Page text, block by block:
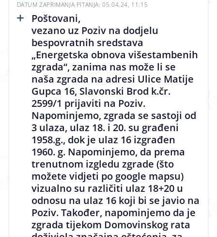
DATUM ZAPRIMANJA PITANJA: 05.04.24, 11:15
Poštovani,
vezano uz Poziv na dodjelu
bespovratnih sredstava
„Energetska obnova višestambenih
zgrada“, zanima nas može li se
naša zgrada na adresi Ulice Matije
Gupca 16, Slavonski Brod k.čr.
2599/1 prijaviti na Poziv.
Napominjemo, zgrada se sastoji od
3 ulaza, ulaz 18. i 20. su građeni
1958.g., dok je ulaz 16 izgrađen
1960. g. Napominjemo, da prema
trenutnom izgledu zgrade (što
možete vidjeti po google mapsu)
vizualno su različiti ulaz 18+20 u
odnosu na ulaz 16 koji bi se javio na
Poziv. Također, napominjemo da je
zgrada tijekom Domovinskog rata